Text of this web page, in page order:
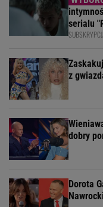
serialu
z
dobry
Dorota